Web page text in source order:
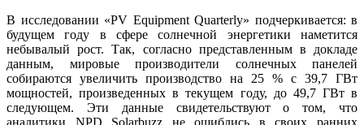
В исследовании «PV Equipment Quarterly» подчеркивается: в
будущем году в сфере солнечной энергетики наметится
небывалый рост. Так, согласно представленным в докладе
данным, мировые производители солнечных панелей
собираются увеличить производство на 25 % с 39,7 ГВт
мощностей, произведенных в текущем году, до 49,7 ГВт в
следующем. Эти данные свидетельствуют о том, что
аналитики NPD Solarbuzz не ошиблись в своих ранних